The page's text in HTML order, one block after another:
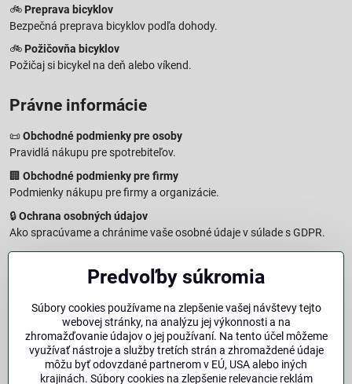
🚲 Preprava bicyklov
Bezpečná preprava bicyklov podľa dohody.
🚲 Požičovňa bicyklov
Požičaj si bicykel na deň alebo víkend.
Právne informácie
📜 Obchodné podmienky pre osoby
Pravidlá nákupu pre spotrebiteľov.
🏢 Obchodné podmienky pre firmy
Podmienky nákupu pre firmy a organizácie.
🔒Ochrana osobných údajov
Ako spracúvame a chránime vaše osobné údaje v súlade s GDPR.
🧾Reklamačný formulár
Jednoduché podanie reklamácie
Vzorový formulár pre odstúpenie od zmluvy a vrátenie tovaru.
Právna doložka – Autorské práva
Informácie o ochrane obsahu, značiek a fotografií vrátane
podmienok.
Predvoľby súkromia
Súbory cookies používame na zlepšenie vašej návštevy tejto
webovej stránky, na analýzu jej výkonnosti a na
zhromažďovanie údajov o jej používaní. Na tento účel môžeme
využívať nástroje a služby tretích strán a zhromaždené údaje
môžu byť odovzdané partnerom v EÚ, USA alebo iných
krajinách. Súbory cookies na zlepšenie relevancie reklám